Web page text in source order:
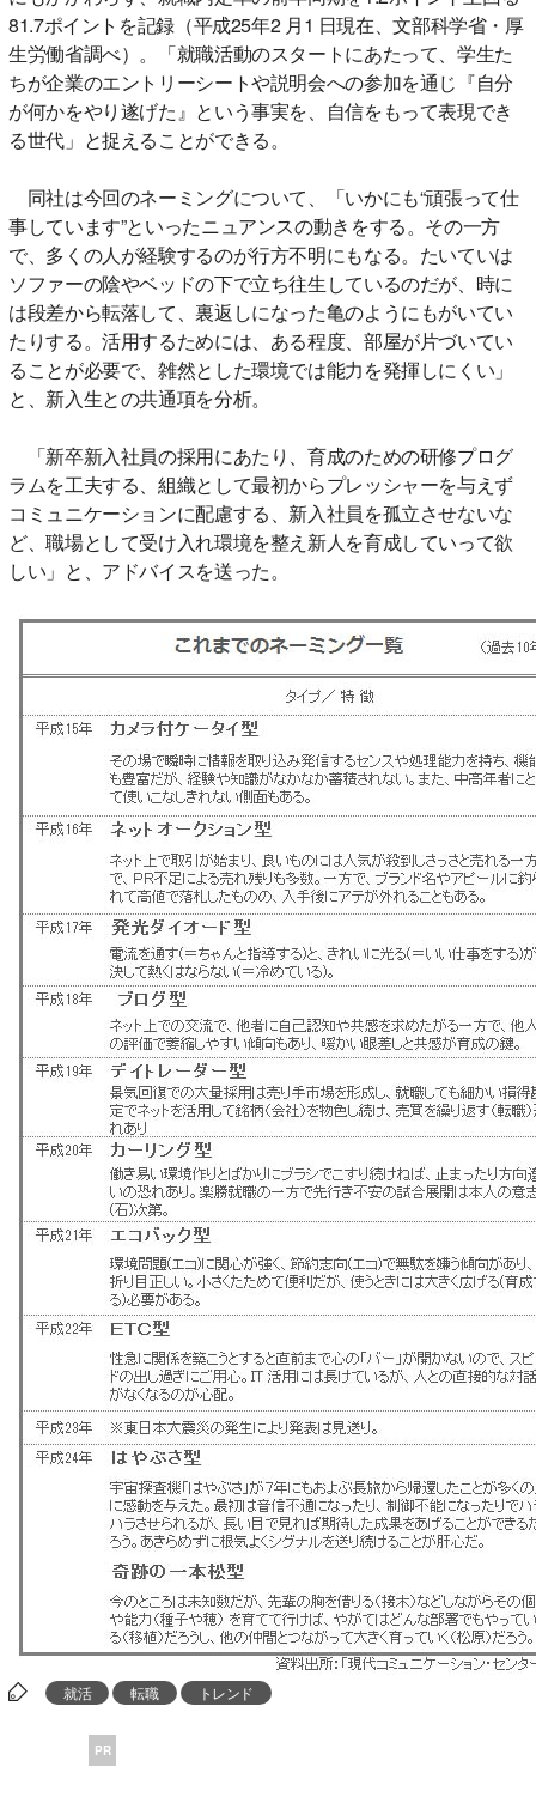
81.7ポイントを記録（平成25年2 月1 日現在、文部科学省・厚
生労働省調べ）。「就職活動のスタートにあたって、学生た
ちが企業のエントリーシートや説明会への参加を通じ『自分
が何かをやり遂げた』という事実を、自信をもって表現でき
る世代」と捉えることができる。
同社は今回のネーミングについて、「いかにも“頑張って仕
事しています”といったニュアンスの動きをする。その一方
で、多くの人が経験するのが行方不明にもなる。たいていは
ソファーの陰やベッドの下で立ち往生しているのだが、時に
は段差から転落して、裏返しになった亀のようにもがいてい
たりする。活用するためには、ある程度、部屋が片づいてい
ることが必要で、雑然とした環境では能力を発揮しにくい」
と、新入生との共通項を分析。
「新卒新入社員の採用にあたり、育成のための研修プログ
ラムを工夫する、組織として最初からプレッシャーを与えず
コミュニケーションに配慮する、新入社員を孤立させないな
ど、職場として受け入れ環境を整え新人を育成していって欲
しい」と、アドバイスを送った。
就活 転職 トレンド
PR